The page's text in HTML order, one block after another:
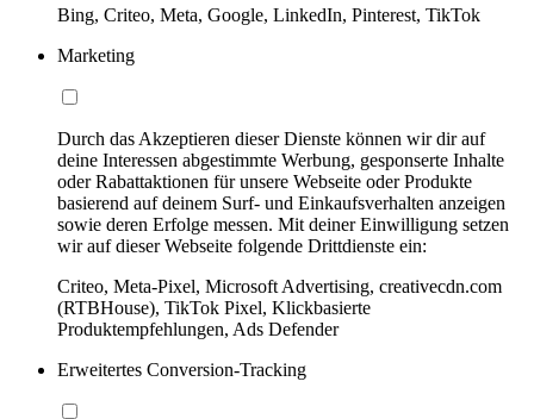
Bing, Criteo, Meta, Google, LinkedIn, Pinterest, TikTok
Marketing
Durch das Akzeptieren dieser Dienste können wir dir auf
deine Interessen abgestimmte Werbung, gesponserte Inhalte
oder Rabattaktionen für unsere Webseite oder Produkte
basierend auf deinem Surf- und Einkaufsverhalten anzeigen
sowie deren Erfolge messen. Mit deiner Einwilligung setzen
wir auf dieser Webseite folgende Drittdienste ein:
Criteo, Meta-Pixel, Microsoft Advertising, creativecdn.com
(RTBHouse), TikTok Pixel, Klickbasierte
Produktempfehlungen, Ads Defender
Erweitertes Conversion-Tracking